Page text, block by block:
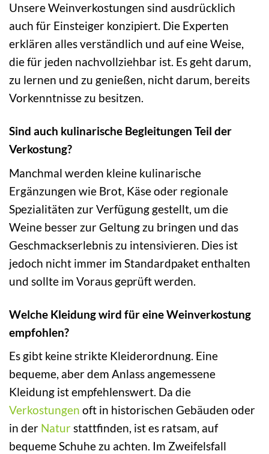
Unsere Weinverkostungen sind ausdrücklich
auch für Einsteiger konzipiert. Die Experten
erklären alles verständlich und auf eine Weise,
die für jeden nachvollziehbar ist. Es geht darum,
zu lernen und zu genießen, nicht darum, bereits
Vorkenntnisse zu besitzen.
Sind auch kulinarische Begleitungen Teil der
Verkostung?
Manchmal werden kleine kulinarische
Ergänzungen wie Brot, Käse oder regionale
Spezialitäten zur Verfügung gestellt, um die
Weine besser zur Geltung zu bringen und das
Geschmackserlebnis zu intensivieren. Dies ist
jedoch nicht immer im Standardpaket enthalten
und sollte im Voraus geprüft werden.
Welche Kleidung wird für eine Weinverkostung
empfohlen?
Es gibt keine strikte Kleiderordnung. Eine
bequeme, aber dem Anlass angemessene
Kleidung ist empfehlenswert. Da die
Verkostungen oft in historischen Gebäuden oder
in der Naturstattfinden, ist es ratsam, auf
bequeme Schuhe zu achten. Im Zweifelsfall